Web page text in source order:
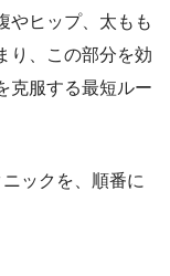
やヒップ、太もも
り、この部分を効
克服する最短ルー
ックを、順番に